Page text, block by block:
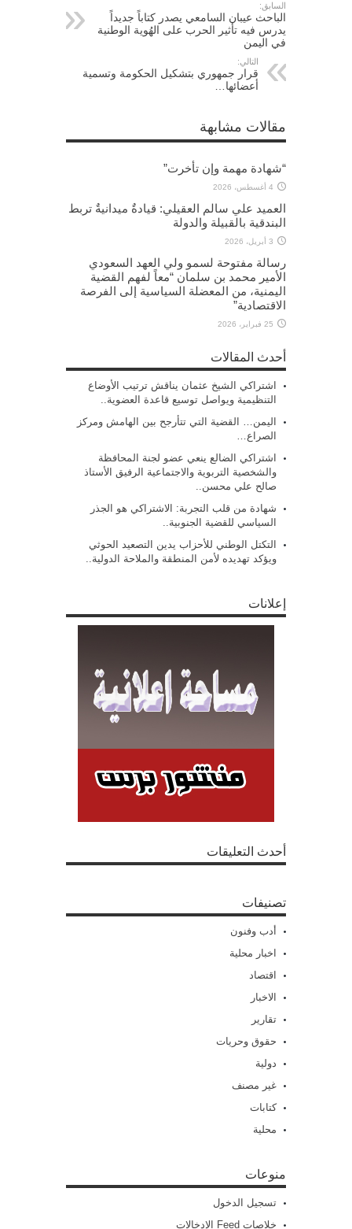
السابق:
الباحث عيبان السامعي يصدر كتاباً جديداً
يدرس فيه تأثير الحرب على الهُوية الوطنية
في اليمن
التالي:
قرار جمهوري بتشكيل الحكومة وتسمية
أعضائها…
مقالات مشابهة
“شهادة مهمة وإن تأخرت”
4 أغسطس، 2026
العميد علي سالم العقيلي: قيادةٌ ميدانيةٌ تربط
البندقية بالقبيلة والدولة
3 أبريل، 2026
رسالة مفتوحة لسمو ولي العهد السعودي
الأمير محمد بن سلمان “معاً لفهم القضية
اليمنية، من المعضلة السياسية إلى الفرصة
الاقتصادية”
25 فبراير، 2026
أحدث المقالات
اشتراكي الشيخ عثمان يناقش ترتيب الأوضاع
التنظيمية ويواصل توسيع قاعدة العضوية..
اليمن… القضية التي تتأرجح بين الهامش ومركز
الصراع…
اشتراكي الضالع ينعي عضو لجنة المحافظة
والشخصية التربوية والاجتماعية الرفيق الأستاذ
صالح علي محسن..
شهادة من قلب التجربة: الاشتراكي هو الجذر
السياسي للقضية الجنوبية..
التكتل الوطني للأحزاب يدين التصعيد الحوثي
ويؤكد تهديده لأمن المنطقة والملاحة الدولية..
إعلانات
أحدث التعليقات
تصنيفات
أدب وفنون
اخبار محلية
اقتصاد
الاخبار
تقارير
حقوق وحريات
دولية
غير مصنف
كتابات
محلية
منوعات
تسجيل الدخول
خلاصات Feed الإدخالات